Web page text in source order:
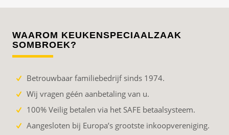
WAAROM KEUKENSPECIAALZAAK
SOMBROEK?
Betrouwbaar familiebedrijf sinds 1974.
Wij vragen géén aanbetaling van u.
100% Veilig betalen via het SAFE betaalsysteem.
Aangesloten bij Europa’s grootste inkoopvereniging.